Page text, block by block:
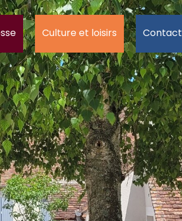
Culture et loisirs Contact